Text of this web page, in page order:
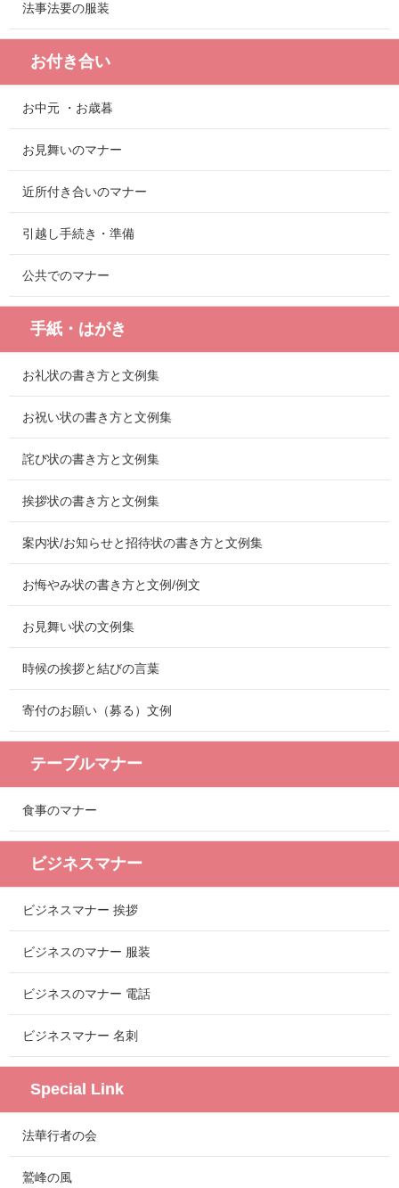
法事法要の服装
お付き合い
お中元 ・お歳暮
お見舞いのマナー
近所付き合いのマナー
引越し手続き・準備
公共でのマナー
手紙・はがき
お礼状の書き方と文例集
お祝い状の書き方と文例集
詫び状の書き方と文例集
挨拶状の書き方と文例集
案内状/お知らせと招待状の書き方と文例集
お悔やみ状の書き方と文例/例文
お見舞い状の文例集
時候の挨拶と結びの言葉
寄付のお願い（募る）文例
テーブルマナー
食事のマナー
ビジネスマナー
ビジネスマナー 挨拶
ビジネスのマナー 服装
ビジネスのマナー 電話
ビジネスマナー 名刺
Special Link
法華行者の会
鷲峰の風